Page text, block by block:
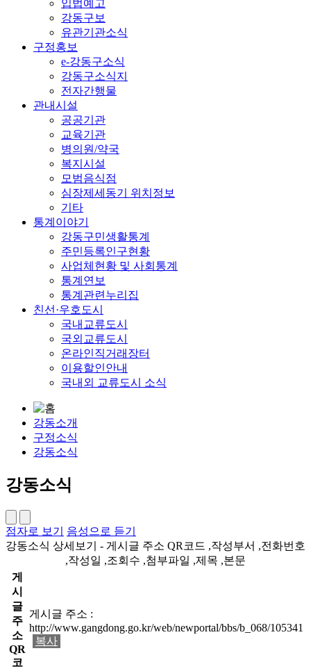
입법예고
강동구보
유관기관소식
구정홍보
e-강동구소식
강동구소식지
전자간행물
관내시설
공공기관
교육기관
병의원/약국
복지시설
모범음식점
심장제세동기 위치정보
기타
통계이야기
강동구민생활통계
주민등록인구현황
사업체현황 및 사회통계
통계연보
통계관련누리집
친선·우호도시
국내교류도시
국외교류도시
온라인직거래장터
이용할인안내
국내외 교류도시 소식
강동소개
구정소식
강동소식
강동소식
점자로 보기
음성으로 듣기
강동소식 상세보기 - 게시글 주소 QR코드 ,작성부서 ,전화번호
,작성일 ,조회수 ,첨부파일 ,제목 ,본문
게
시
글
주
소
QR
코
게시글 주소 :
http://www.gangdong.go.kr/web/newportal/bbs/b_068/105341
복사